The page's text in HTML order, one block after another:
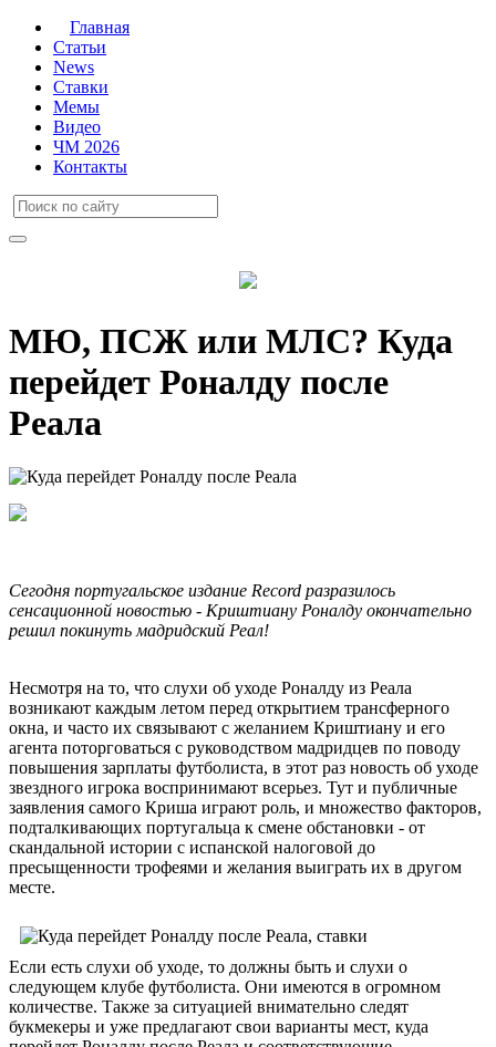
Главная
Статьи
News
Ставки
Мемы
Видео
ЧМ 2026
Контакты
МЮ, ПСЖ или МЛС? Куда
перейдет Роналду после
Реала
Сегодня португальское издание Record разразилось
сенсационной новостью - Криштиану Роналду окончательно
решил покинуть мадридский Реал!
Несмотря на то, что слухи об уходе Роналду из Реала
возникают каждым летом перед открытием трансферного
окна, и часто их связывают с желанием Криштиану и его
агента поторговаться с руководством мадридцев по поводу
повышения зарплаты футболиста, в этот раз новость об уходе
звездного игрока воспринимают всерьез. Тут и публичные
заявления самого Криша играют роль, и множество факторов,
подталкивающих португальца к смене обстановки - от
скандальной истории с испанской налоговой до
пресыщенности трофеями и желания выиграть их в другом
месте.
Если есть слухи об уходе, то должны быть и слухи о
следующем клубе футболиста. Они имеются в огромном
количестве. Также за ситуацией внимательно следят
букмекеры и уже предлагают свои варианты мест, куда